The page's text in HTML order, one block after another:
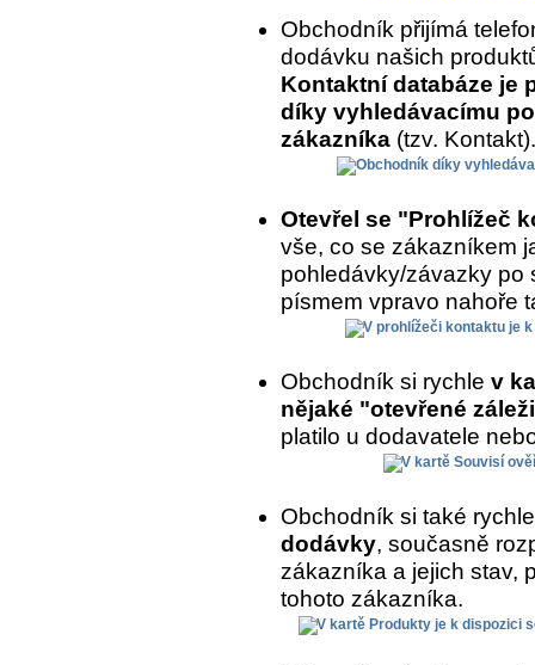
Obchodník přijímá
dodávku našich
Kontaktní databáze je
díky vyhledávacímu
zákazníka (tzv. Kontakt).
Otevřel se "Prohlížeč
vše, co se zákazníkem
pohledávky/závazky po
písmem vpravo nahoře
Obchodník si rychle v
nějaké "otevřené
platilo u dodavatele
Obchodník si také
dodávky, současně
zákazníka a jejich stav,
tohoto zákazníka.